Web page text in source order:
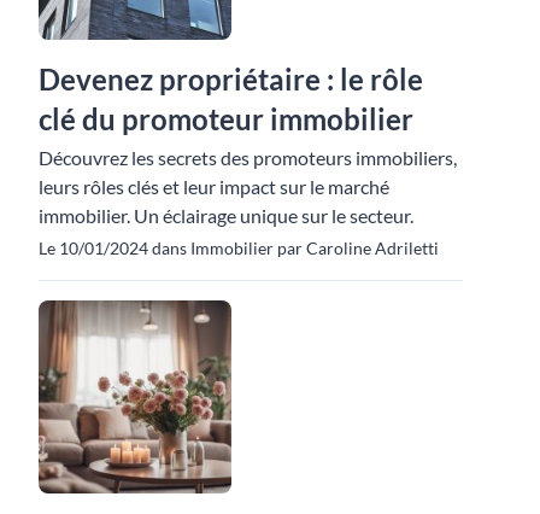
Devenez propriétaire : le rôle
clé du promoteur immobilier
Découvrez les secrets des promoteurs immobiliers,
leurs rôles clés et leur impact sur le marché
immobilier. Un éclairage unique sur le secteur.
Le 10/01/2024 dans Immobilier par Caroline Adriletti